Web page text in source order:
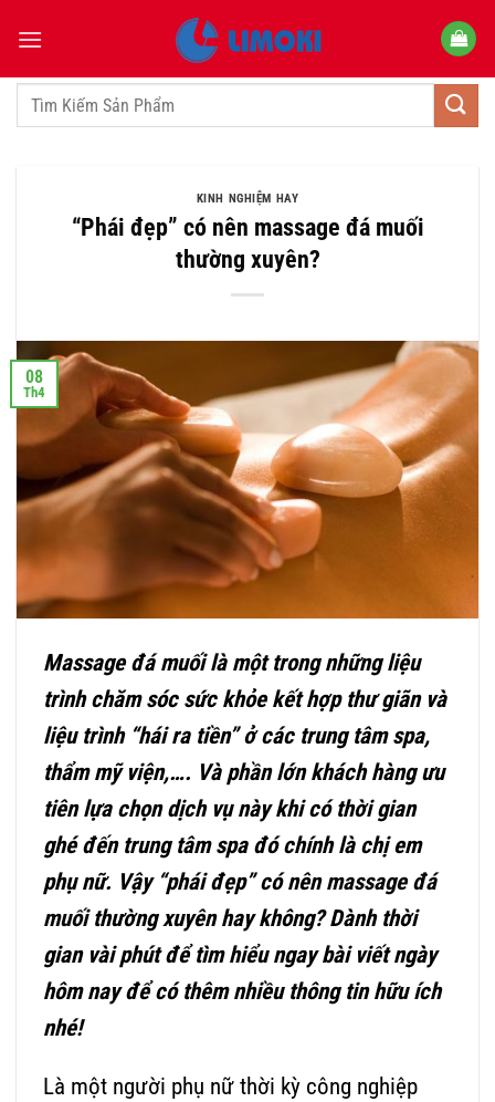
qua
dungTìm
KINH NGHIỆM HAY
“Phái đẹp” có nên massage đá muối
thường xuyên?
08
Th4
Massage đá muối là một trong những liệu
trình chăm sóc sức khỏe kết hợp thư giãn và
liệu trình “hái ra tiền” ở các trung tâm spa,
thẩm mỹ viện,…. Và phần lớn khách hàng ưu
tiên lựa chọn dịch vụ này khi có thời gian
ghé đến trung tâm spa đó chính là chị em
phụ nữ. Vậy “phái đẹp” có nênmassage đá
muốithường xuyên hay không? Dành thời
gian vài phút để tìm hiểu ngay bài viết ngày
hôm nay để có thêm nhiều thông tin hữu ích
nhé!
Là một người phụ nữ thời kỳ công nghiệp